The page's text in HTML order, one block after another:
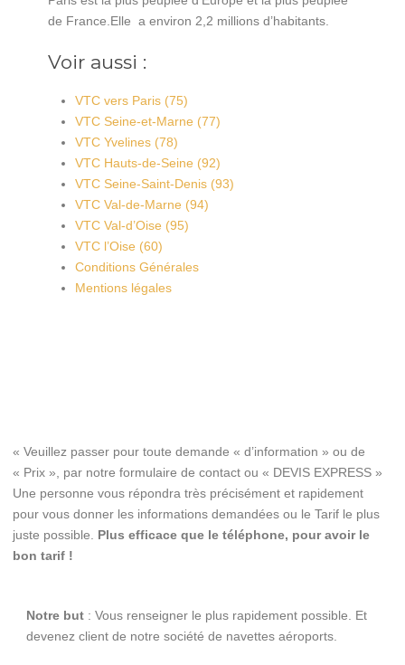
de France.Elle a environ 2,2 millions d’habitants.
Voir aussi :
VTC vers Paris (75)
VTC Seine-et-Marne (77)
VTC Yvelines (78)
VTC Hauts-de-Seine (92)
VTC Seine-Saint-Denis (93)
VTC Val-de-Marne (94)
VTC Val-d’Oise (95)
VTC l’Oise (60)
Conditions Générales
Mentions légales
« Veuillez passer pour toute demande « d’information » ou de
« Prix », par notre formulaire de contact ou « DEVIS EXPRESS »
Une personne vous répondra très précisément et rapidement
pour vous donner les informations demandées ou le Tarif le plus
juste possible. Plus efficace que le téléphone, pour avoir le
bon tarif !
Notre but : Vous renseigner le plus rapidement possible. Et
devenez client de notre société de navettes aéroports.